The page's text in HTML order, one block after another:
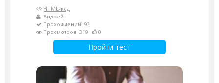
HTML-код
Андрей
Прохождений: 93
Просмотров: 319
0
Пройти тест